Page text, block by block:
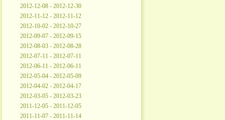
2012-12-08 - 2012-12-30
2012-11-12 - 2012-11-12
2012-10-02 - 2012-10-27
2012-09-07 - 2012-09-15
2012-08-03 - 2012-08-28
2012-07-11 - 2012-07-11
2012-06-11 - 2012-06-11
2012-05-04 - 2012-05-09
2012-04-02 - 2012-04-17
2012-03-05 - 2012-03-23
2011-12-05 - 2011-12-05
2011-11-07 - 2011-11-14